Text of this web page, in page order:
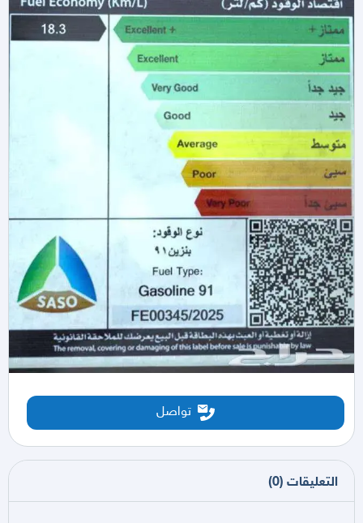
تواصل
التعليقات (
0
)